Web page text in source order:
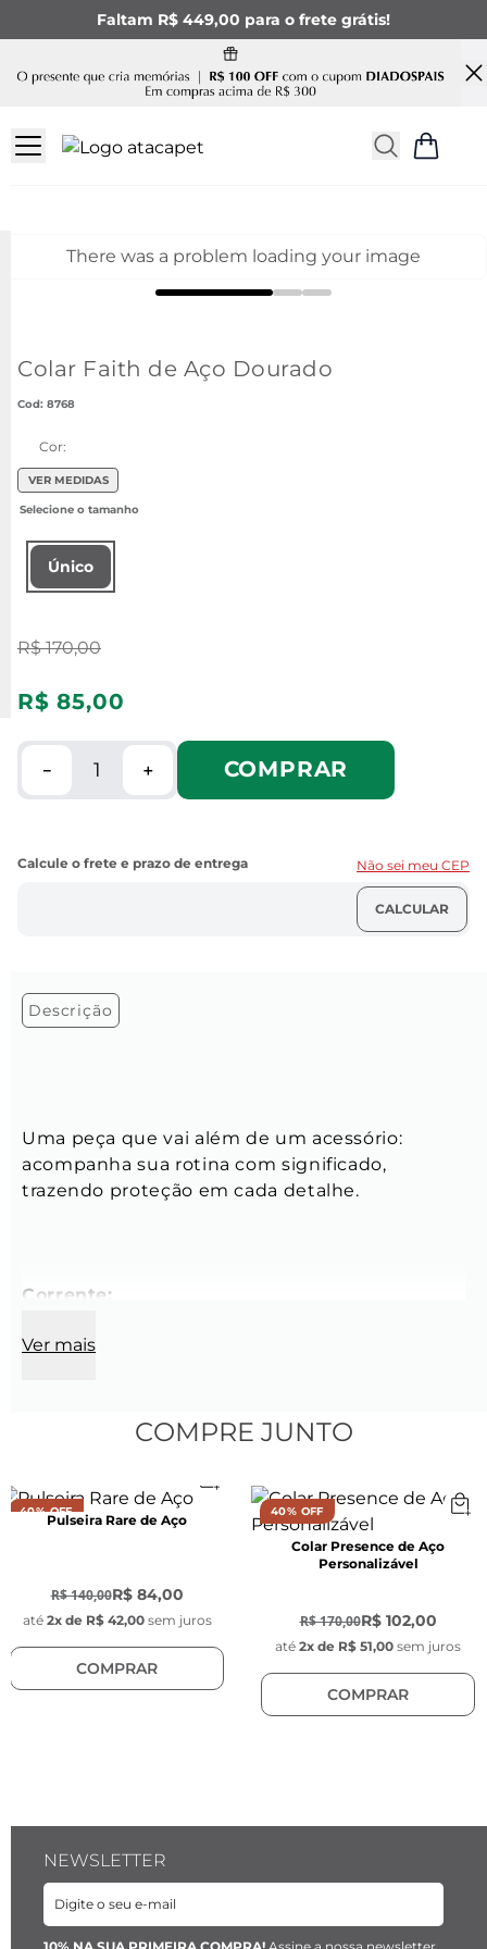
Faltam R$ 449,00 para o frete grátis!
There was a problem loading your image
Colar Faith de Aço Dourado
: 8768
Cor:
VER MEDIDAS
Único
R$ 170,00
R$ 85,00
＋
－ COMPRAR
Não sei meu CEP
Descrição
Uma peça que vai além de um acessório:
acompanha sua rotina com significado,
trazendo proteção em cada detalhe.
Corrente:
Comprimento:
Grumet
Largura: 2 mm
Espessura do elo:
Garra de lagosta
Material: Aço inoxidável banhado a ouro 18K.
Comprimento: 15 mm
Largura: 15 mm
Ver mais
COMPRE JUNTO
40% OFF
Pulseira Rare de Aço
R$ 140,00R$ 84,00
até 2x de R$ 42,00 sem juros
COMPRAR
40% OFF
Colar Presence de Aço
Personalizável
R$ 170,00R$ 102,00
até 2x de R$ 51,00 sem juros
COMPRAR
NEWSLETTER